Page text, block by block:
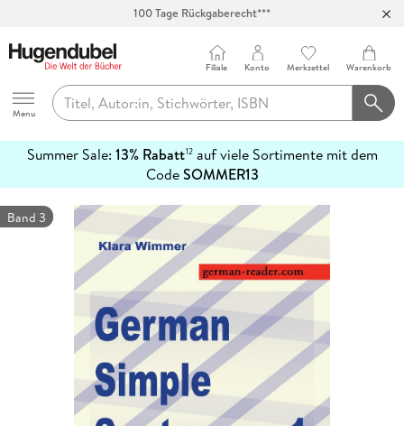
100 Tage Rückgaberecht***
Hugendubel
Menu
Filiale Konto Merkzettel Warenkorb
Summer Sale: 13% Rabatt12auf viele Sortimente mit dem
CodeSOMMER13
erfahren
Band 3